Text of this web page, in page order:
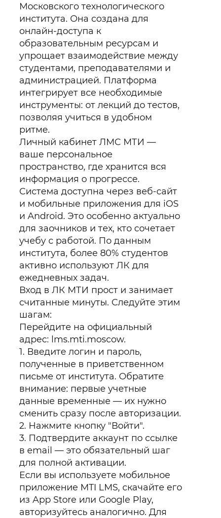
Московского технологического
института. Она создана для
онлайн-доступа к
образовательным ресурсам и
упрощает взаимодействие между
студентами, преподавателями и
администрацией. Платформа
интегрирует все необходимые
инструменты: от лекций до тестов,
позволяя учиться в удобном
ритме.
Личный кабинет ЛМС МТИ —
ваше персональное
пространство, где хранится вся
информация о прогрессе.
Система доступна через веб-сайт
и мобильные приложения для iOS
и Android. Это особенно актуально
для заочников и тех, кто сочетает
учебу с работой. По данным
института, более 80% студентов
активно используют ЛК для
ежедневных задач.
Вход в ЛК МТИ прост и занимает
считанные минуты. Следуйте этим
шагам:
Перейдите на официальный
адрес: lms.mti.moscow.
Введите логин и пароль,
полученные в приветственном
письме от института. Обратите
внимание: первые учетные
данные временные — их нужно
сменить сразу после авторизации.
Нажмите кнопку "Войти".
Подтвердите аккаунт по ссылке
в email — это обязательный шаг
для полной активации.
Если вы используете мобильное
приложение MTI LMS, скачайте его
из App Store или Google Play,
авторизуйтесь аналогично. Для